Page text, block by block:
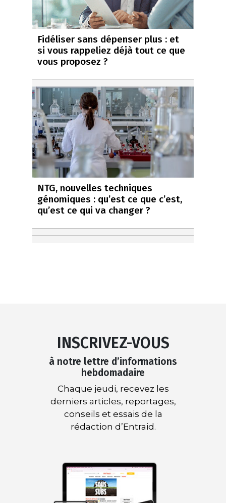
Fidéliser sans dépenser plus : et
si vous rappeliez déjà tout ce que
vous proposez ?
NTG, nouvelles techniques
génomiques : qu’est ce que c’est,
qu’est ce qui va changer ?
INSCRIVEZ-VOUS
à notre lettre d’informations
hebdomadaire
Chaque jeudi, recevez les
derniers articles, reportages,
conseils et essais de la
rédaction d’Entraid.